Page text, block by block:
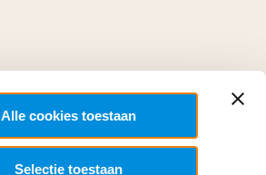
Alle cookies toestaan
Selectie toestaan